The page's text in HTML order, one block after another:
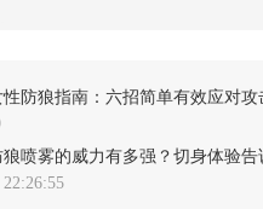
性防狼指南：六招简单有效应对攻
狼喷雾的威力有多强？切身体验告